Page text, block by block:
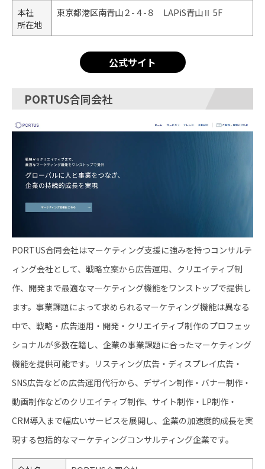
本社
所在地
東京都港区南青山２-４-８ LAPiS青山Ⅱ 5F
公式サイト
PORTUS合同会社
PORTUS合同会社はマーケティング支援に強みを持つコンサルテ
ィング会社として、戦略立案から広告運用、クリエイティブ制
作、開発まで最適なマーケティング機能をワンストップで提供し
ます。事業課題によって求められるマーケティング機能は異なる
中で、戦略・広告運用・開発・クリエイティブ制作のプロフェッ
ショナルが多数在籍し、企業の事業課題に合ったマーケティング
機能を提供可能です。リスティング広告・ディスプレイ広告・
SNS広告などの広告運用代行から、デザイン制作・バナー制作・
動画制作などのクリエイティブ制作、サイト制作・LP制作・
CRM導入まで幅広いサービスを展開し、企業の加速度的成長を実
現する包括的なマーケティングコンサルティング企業です。